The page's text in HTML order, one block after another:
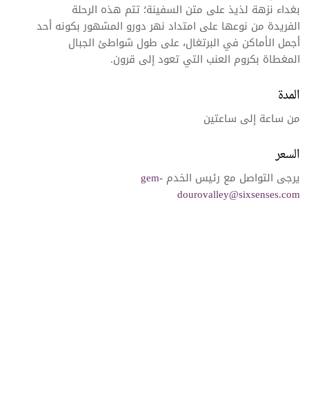
بغداء نزهة لذيذ على متن السفينة؛ تتم هذه الرحلة
الفريدة من نوعها على امتداد نهر دورو المشهور بكونه أحد
أجمل الأماكن في البرتغال، على طول شواطئ الجبال
المغطاة بكروم العنب التي تعود إلى قرون.
المدة
من ساعة إلى ساعتين
السعر
يرجى التواصل مع رئيس الخدمgem-
dourovalley@sixsenses.com